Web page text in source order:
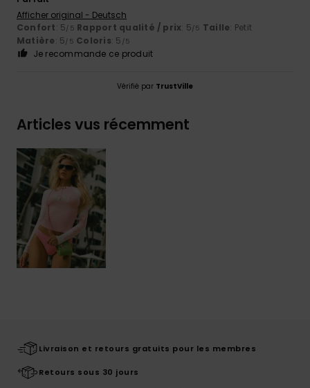
Afficher original - Deutsch
Confort: 5/5 Rapport qualité / prix: 5/5 Taille: Petit
Matière: 5/5 Coloris: 5 /5
Je recommande ce produit
Vérifié par TrustVille
Articles vus récemment
Livraison et retours gratuits pour les membres
Retours sous 30 jours